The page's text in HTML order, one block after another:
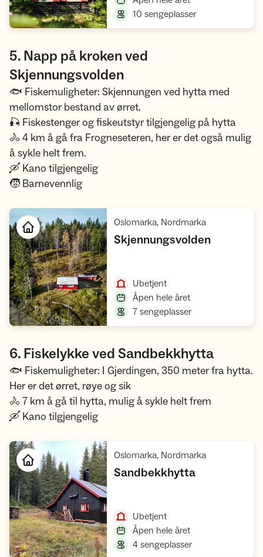
10 sengeplasser,
5. Napp på kroken ved
Skjennungsvolden
🐟 Fiskemuligheter: Skjennungen ved hytta med
mellomstor bestand av ørret.
🎣 Fiskestenger og fiskeutstyr tilgjengelig på hytta
🚴 4 km å gå fra Frogneseteren, her er det også mulig
å sykle helt frem.
🛶 Kano tilgjengelig
🧒 Barnevennlig
Oslomarka, Nordmarka,
Skjennungsvolden,
Ubetjent,
Åpen hele året,
7 sengeplasser,
6. Fiskelykke ved Sandbekkhytta
🐟 Fiskemuligheter: I Gjerdingen, 350 meter fra hytta.
Her er det ørret, røye og sik
🚴 7 km å gå til hytta, mulig å sykle helt frem
🛶 Kano tilgjengelig
Oslomarka, Nordmarka,
Sandbekkhytta,
Ubetjent,
Åpen hele året,
4 sengeplasser,